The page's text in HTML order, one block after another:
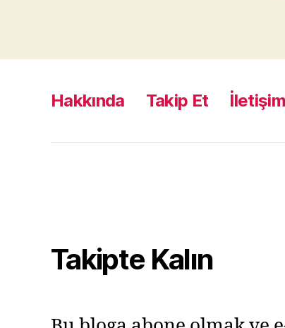
Hakkında Takip Et İletişim
Takipte Kalın